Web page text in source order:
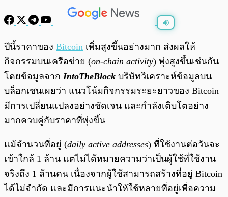
/0:00
ปีนี้ราคาของ Bitcoin เพิ่มสูงขึ้นอย่างมาก ส่งผลให้
กิจกรรมบนเครือข่าย (on-chain activity) พุ่งสูงขึ้นเช่นกัน
โดยข้อมูลจาก IntoTheBlock บริษัทวิเคราะห์ข้อมูลบน
บล็อกเชนเผยว่า แนวโน้มกิจกรรมระยะยาวของ Bitcoin
มีการเปลี่ยนแปลงอย่างชัดเจน และกำลังเติบโตอย่าง
มากควบคู่กับราคาที่พุ่งขึ้น
แม้จำนวนที่อยู่ (daily active addresses) ที่ใช้งานต่อวันจะ
เข้าใกล้ 1 ล้าน แต่ไม่ได้หมายความว่าเป็นผู้ใช้ที่ใช้งาน
จริงถึง 1 ล้านคน เนื่องจากผู้ใช้สามารถสร้างที่อยู่ Bitcoin
ได้ไม่จำกัด และมีการแนะนำให้ใช้หลายที่อยู่เพื่อความ